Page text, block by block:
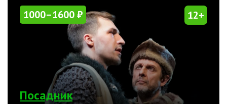
Посадник
1000–1600 ₽ 12+